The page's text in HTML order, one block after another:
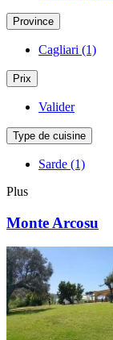
Province
Cagliari (1)
Prix
Valider
Type de cuisine
Sarde (1)
Plus
Monte Arcosu